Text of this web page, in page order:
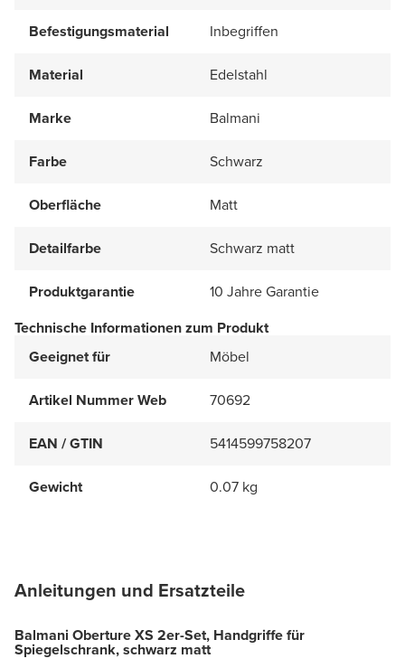
Befestigungsmaterial Inbegriffen
Material Edelstahl
Marke Balmani
Farbe Schwarz
Oberfläche Matt
Detailfarbe Schwarz matt
Produktgarantie
10 Jahre Garantie
Technische Informationen zum Produkt
Geeignet für
Möbel
Artikel Nummer Web 70692
EAN / GTIN 5414599758207
Gewicht 0.07 kg
Anleitungen und Ersatzteile
Balmani Oberture XS 2er-Set, Handgriffe für
Spiegelschrank, schwarz matt